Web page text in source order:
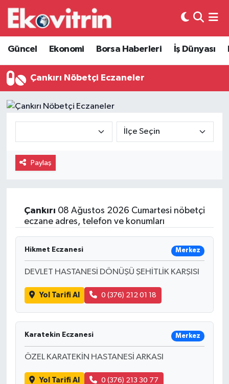
Güncel Ekonomi Borsa Haberleri İş Dünyası
Çankırı Nöbetçi Eczaneler
Paylaş
Çankırı 08 Ağustos 2026 Cumartesi nöbetçi
eczane adres, telefon ve konumları
Hikmet Eczanesi Merkez
DEVLET HASTANESİ DÖNÜŞÜ ŞEHİTLİK KARŞISI
Yol Tarifi Al 0 (376) 212 01 18
Karatekin Eczanesi Merkez
ÖZEL KARATEKİN HASTANESİ ARKASI
Yol Tarifi Al 0 (376) 213 30 77
Güncel
Ekonomi
Borsa Haberleri
Lojistik
Otovitrin
Magazin
Gayrimenkul
Spor
Eğitim
Hava Durumu
Trafik Durumu
Süper Lig Puan Durumu ve Fikstür
Son Dakika Haberleri
Haber Arşivi